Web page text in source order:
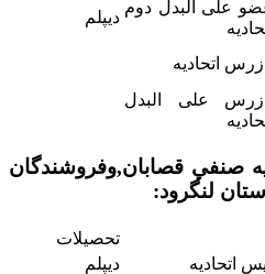
علی البدل دوم
دیپلم
اتحادیه
علی البدل
صنفي قصابان,وفروشندگان
لنگرود:
تحصیلات
اتحادیه
دیپلم